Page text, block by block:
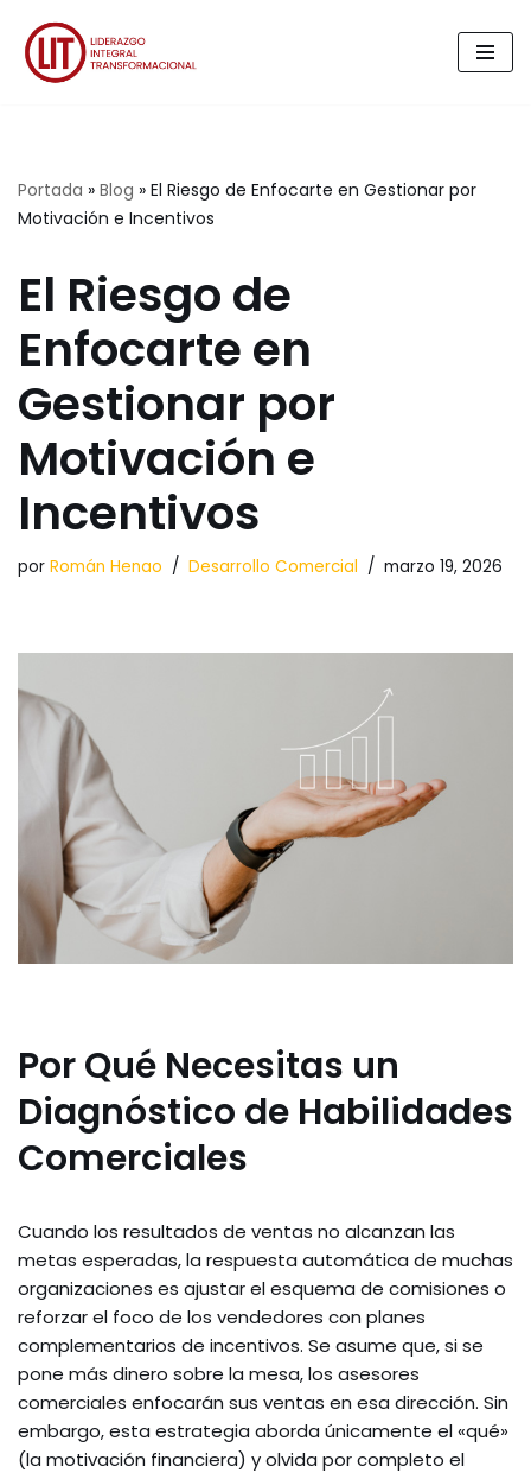
Saltar
Portada » Blog » El Riesgo de Enfocarte en Gestionar por
Motivación e Incentivos
El Riesgo de
Enfocarte en
Gestionar por
Motivación e
Incentivos
por Román Henao Desarrollo Comercial marzo 19, 2026
Por Qué Necesitas un
Diagnóstico de Habilidades
Comerciales
Cuando los resultados de ventas no alcanzan las
metas esperadas, la respuesta automática de muchas
organizaciones es ajustar el esquema de comisiones o
reforzar el foco de los vendedores con planes
complementarios de incentivos. Se asume que, si se
pone más dinero sobre la mesa, los asesores
comerciales enfocarán sus ventas en esa dirección. Sin
embargo, esta estrategia aborda únicamente el «qué»
(la motivación financiera) y olvida por completo el